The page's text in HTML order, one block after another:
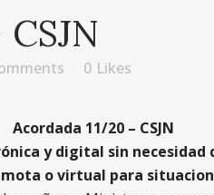
0 Likes
Acordada 11/20 – CSJN
y digital sin
o virtual para